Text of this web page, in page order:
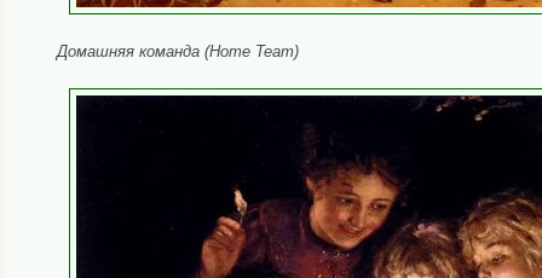
Домашняя команда (Home Team)